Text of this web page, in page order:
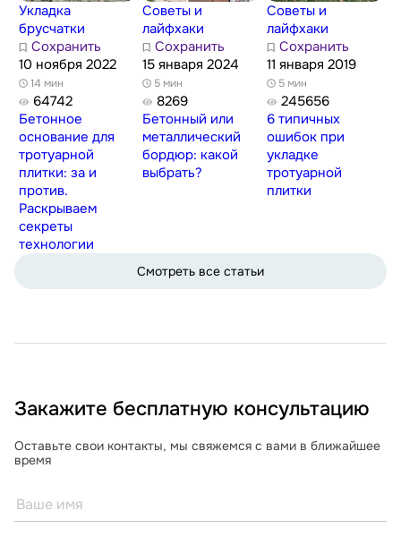
Укладка
брусчатки
Сохранить
10 ноября 2022
14 мин
64742
Бетонное
основание для
тротуарной
плитки: за и
против.
Раскрываем
секреты
технологии
Советы и
лайфхаки
Сохранить
15 января 2024
5 мин
8269
Бетонный или
металлический
бордюр: какой
выбрать?
Советы и
лайфхаки
Сохранить
11 января 2019
5 мин
245656
6 типичных
ошибок при
укладке
тротуарной
плитки
Смотреть все статьи
Закажите бесплатную консультацию
Оставьте свои контакты, мы свяжемся с вами в ближайшее
время